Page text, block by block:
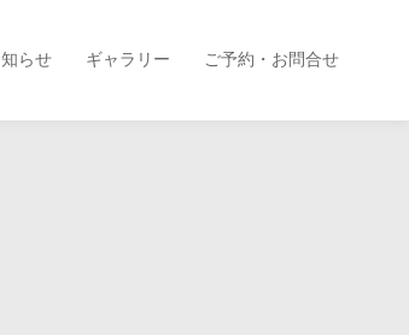
らせ ギャラリー ご予約・お問合せ